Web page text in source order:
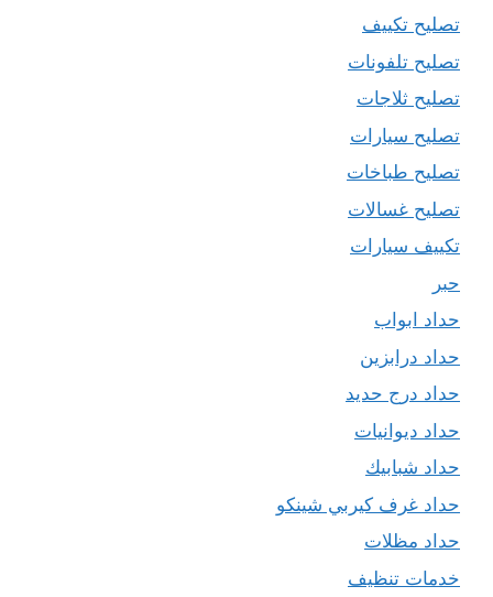
تصليح تكييف
تصليح تلفونات
تصليح ثلاجات
تصليح سيارات
تصليح طباخات
تصليح غسالات
تكييف سيارات
حبر
حداد ابواب
حداد درابزين
حداد درج حديد
حداد ديوانيات
حداد شبابيك
حداد غرف كيربي شينكو
حداد مظلات
خدمات تنظيف